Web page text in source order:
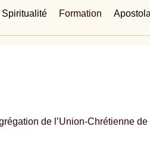
Spiritualité Formation
de l’Union-Chrétienne